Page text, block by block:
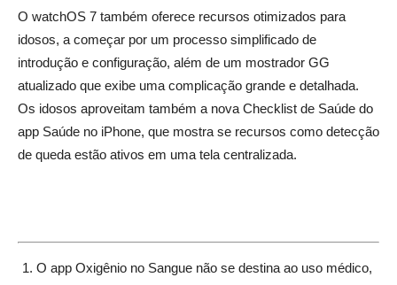
O watchOS 7 também oferece recursos otimizados para
idosos, a começar por um processo simplificado de
introdução e configuração, além de um mostrador GG
atualizado que exibe uma complicação grande e detalhada.
Os idosos aproveitam também a nova Checklist de Saúde do
app Saúde no iPhone, que mostra se recursos como detecção
de queda estão ativos em uma tela centralizada.
O app Oxigênio no Sangue não se destina ao uso médico,